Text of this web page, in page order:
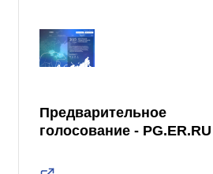
Предварительное
голосование - PG.ER.RU